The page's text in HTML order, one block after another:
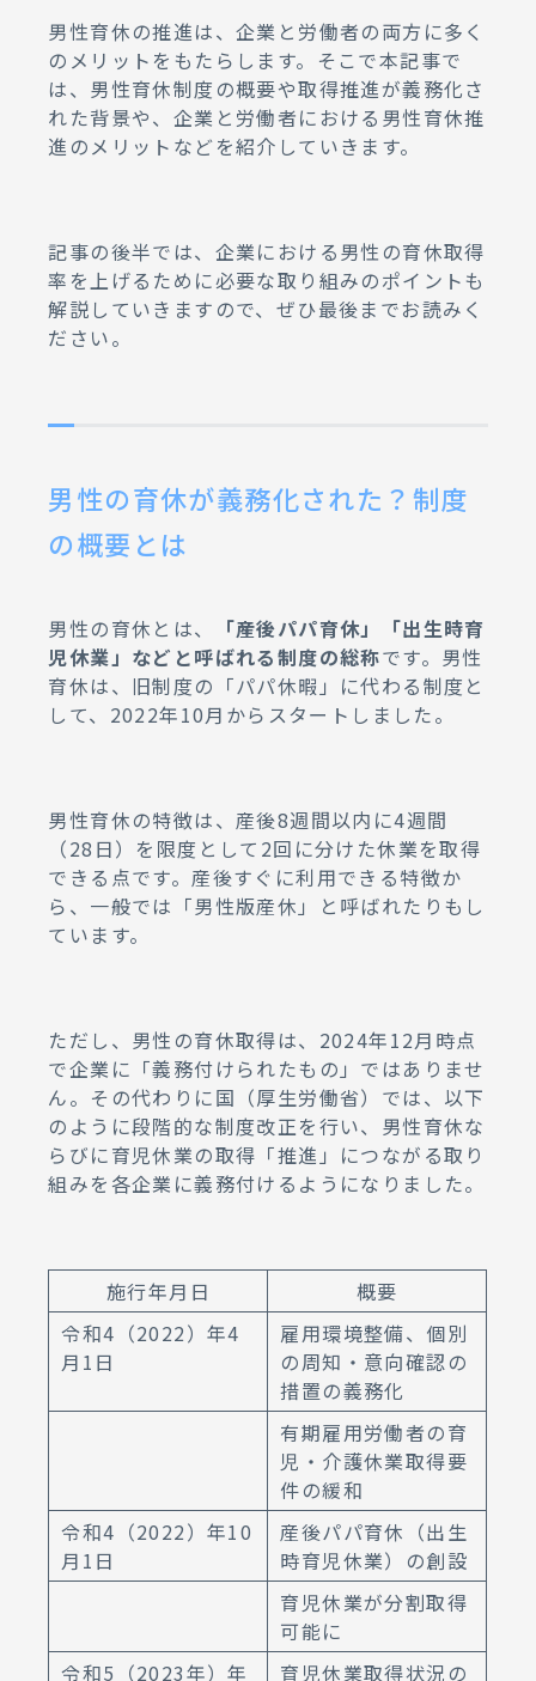
05.
男性育休期間の給与支払いと給
付金
06.男性育休の給付金における注意
点
07. 男性育休の推進義務化が従業員
もたらすメリット
09. 男性育休の取得を促進するため
男性育休の推進は、企業と労働者の両方に多く
のメリットをもたらします。そこで本記事で
は、男性育休制度の概要や取得推進が義務化さ
れた背景や、企業と労働者における男性育休推
進のメリットなどを紹介していきます。
記事の後半では、企業における男性の育休取得
率を上げるために必要な取り組みのポイントも
解説していきますので、ぜひ最後までお読みく
ださい。
男性の育休が義務化された？制度
の概要とは
男性の育休とは、
「産後パパ育休」「出生時育
児休業」などと呼ばれる制度の総称です。男性
育休は、旧制度の「パパ休暇」に代わる制度と
して、2022年10月からスタートしました。
男性育休の特徴は、産後8週間以内に4週間
（28日）を限度として2回に分けた休業を取得
できる点です。産後すぐに利用できる特徴か
ら、一般では「男性版産休」と呼ばれたりもし
ています。
ただし、男性の育休取得は、2024年12月時点
で企業に「義務付けられたもの」ではありませ
ん。その代わりに国（厚生労働省）では、以下
のように段階的な制度改正を行い、男性育休な
らびに育児休業の取得「推進」につながる取り
組みを各企業に義務付けるようになりました。
施行年月日
概要
令和4（2022）年4
月1日
雇用環境整備、個別
の周知・意向確認の
措置の義務化
有期雇用労働者の育
児・介護休業取得要
件の緩和
令和4（2022）年10
月1日
産後パパ育休（出生
時育児休業）の創設
育児休業が分割取得
可能に
令和5（2023年）年
育児休業取得状況の